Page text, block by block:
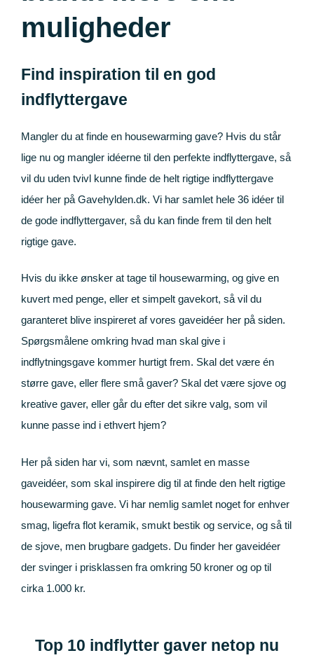
årig
årig
årig
årig
årig
årig
gaver
til ham
til hende
gaver
ham
hende
far
mor
muligheder
Find inspiration til en god
indflyttergave
Mangler du at finde en housewarming gave? Hvis du står
lige nu og mangler idéerne til den perfekte indflyttergave, så
vil du uden tvivl kunne finde de helt rigtige indflyttergave
idéer her på Gavehylden.dk. Vi har samlet hele 36 idéer til
de gode indflyttergaver, så du kan finde frem til den helt
rigtige gave.
Hvis du ikke ønsker at tage til housewarming, og give en
kuvert med penge, eller et simpelt gavekort, så vil du
garanteret blive inspireret af vores gaveidéer her på siden.
Spørgsmålene omkring hvad man skal give i
indflytningsgave kommer hurtigt frem. Skal det være én
større gave, eller flere små gaver? Skal det være sjove og
kreative gaver, eller går du efter det sikre valg, som vil
kunne passe ind i ethvert hjem?
Her på siden har vi, som nævnt, samlet en masse
gaveidéer, som skal inspirere dig til at finde den helt rigtige
housewarming gave. Vi har nemlig samlet noget for enhver
smag, ligefra flot keramik, smukt bestik og service, og så til
de sjove, men brugbare gadgets. Du finder her gaveidéer
der svinger i prisklassen fra omkring 50 kroner og op til
cirka 1.000 kr.
Top 10 indflytter gaver netop nu